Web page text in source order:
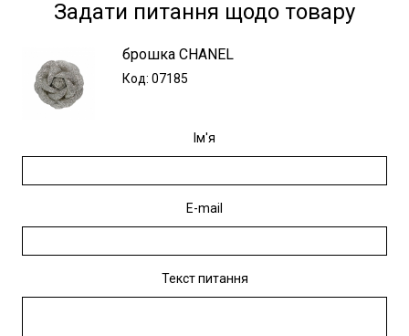
Задати питання щодо товару
брошка CHANEL
Код: 07185
Ім'я
E-mail
Текст питання